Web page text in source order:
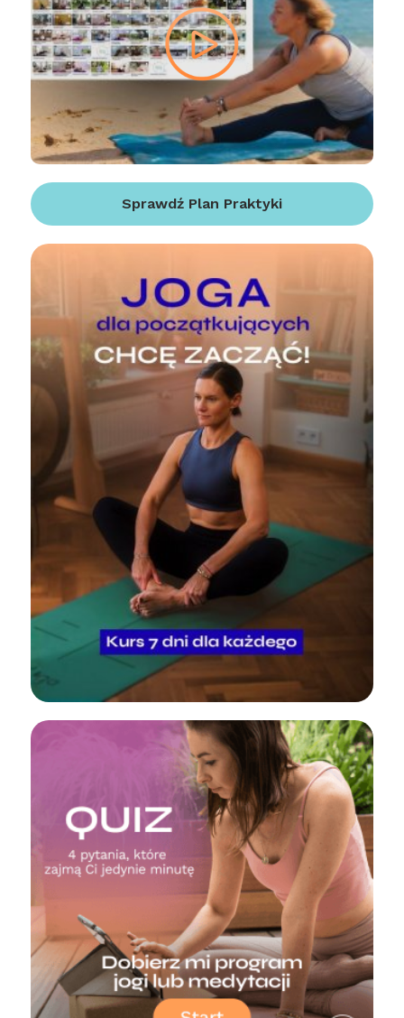
Sprawdź Plan Praktyki